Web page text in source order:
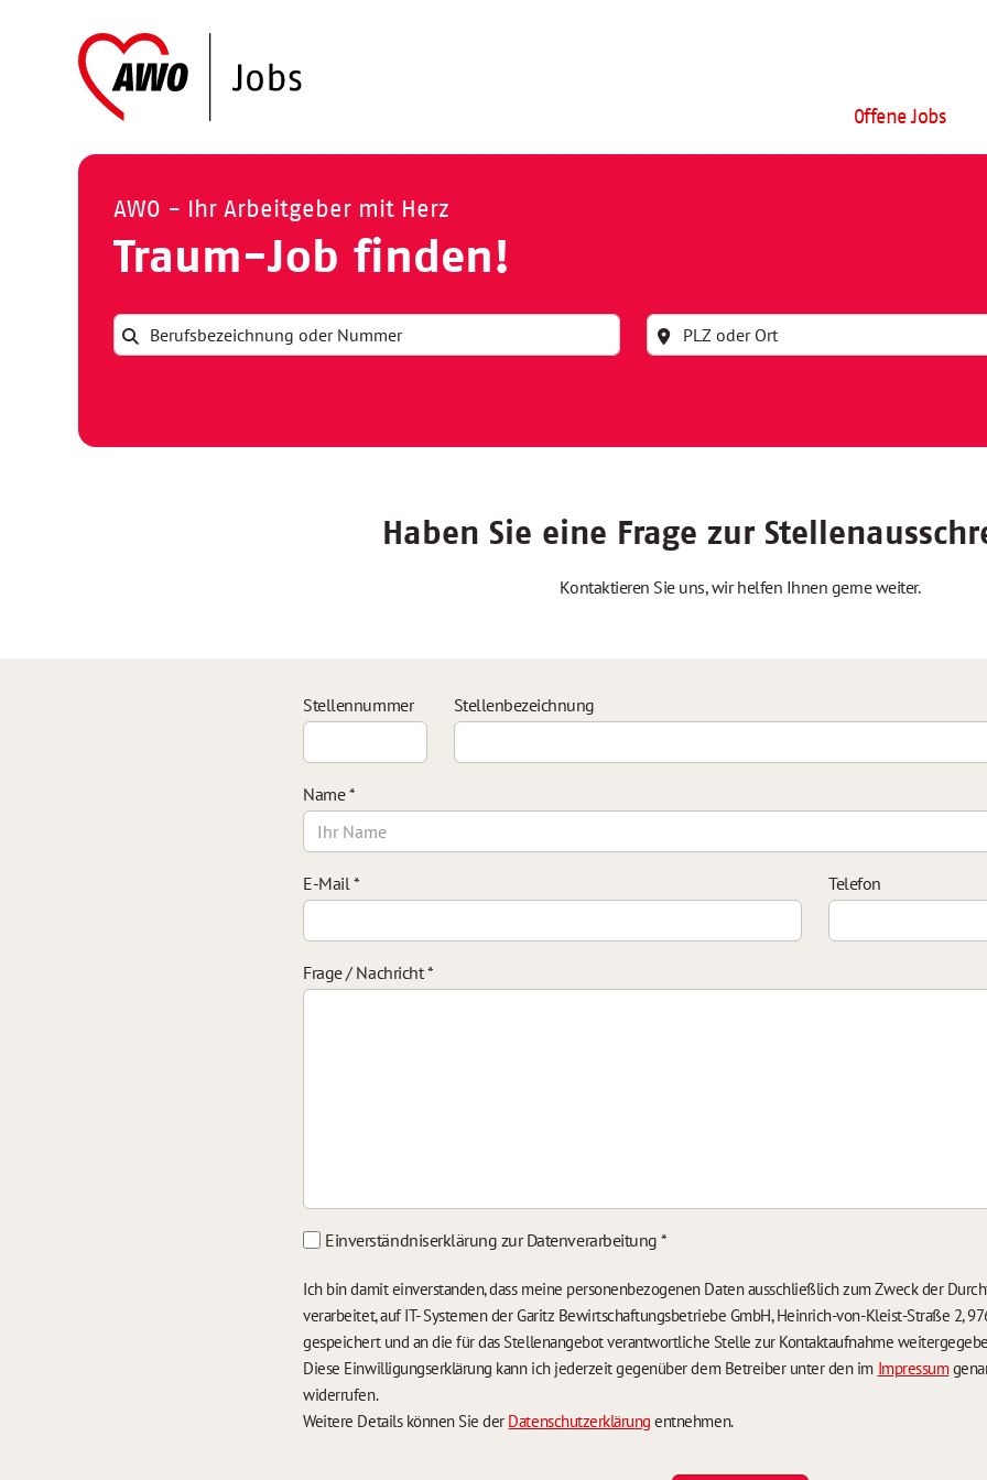
Offene Jobs
AWO - Ihr Arbeitgeber mit Herz
Traum-Job finden!
Haben Sie eine Frage zur
Kontaktieren Sie uns, wir helfen Ihnen gerne weiter.
Stellennummer Stellenbezeichnung
Name*
E-Mail* Telefon
Frage / Nachricht*
Einverständniserklärung zur Datenverarbeitung*
Ich bin damit einverstanden, dass meine personenbezogenen Daten ausschließlich zum Zweck der
verarbeitet, auf IT- Systemen der Garitz Bewirtschaftungsbetriebe GmbH, Heinrich-von-Kleist-Straße 2,
gespeichert und an die für das Stellenangebot verantwortliche Stelle zur Kontaktaufnahme
Diese Einwilligungserklärung kann ich jederzeit gegenüber dem Betreiber unter den im Impressum
widerrufen.
Weitere Details können Sie der Datenschutzerklärung entnehmen.